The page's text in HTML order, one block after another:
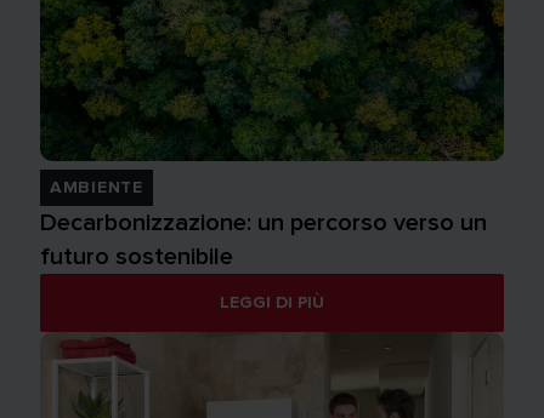
AMBIENTE
Decarbonizzazione: un percorso verso un
futuro sostenibile
LEGGI DI PIÙ